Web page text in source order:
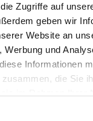
Zugriffe auf
geben wir
Website an
Werbung und
Informationen
die Sie
with
12:45